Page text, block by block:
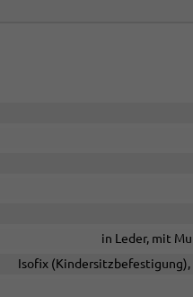
in Leder, mit
Isofix